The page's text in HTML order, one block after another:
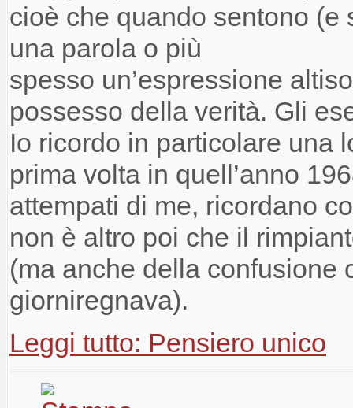
cioè che quando sentono (e
una parola o più
spesso un’espressione
possesso della verità. Gli
Io ricordo in particolare una
prima volta in quell’anno
attempati di me, ricordano
non è altro poi che il
(ma anche della confusione
giorniregnava).
Leggi tutto: Pensiero unico